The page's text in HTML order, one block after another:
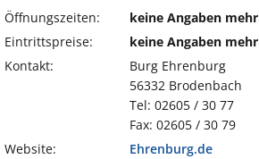
Öffnungszeiten:
keine Angaben mehr
Eintrittspreise:
keine Angaben mehr
Kontakt:
Burg Ehrenburg
56332 Brodenbach
Tel: 02605 / 30 77
Fax: 02605 / 30 79
Website:
Ehrenburg.de